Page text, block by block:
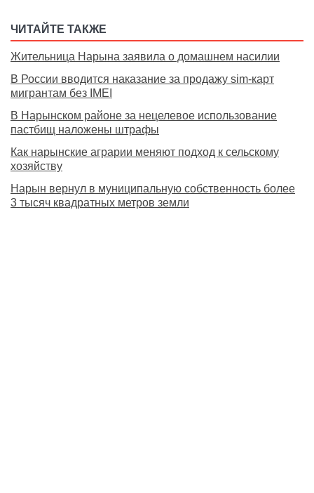
ЧИТАЙТЕ ТАКЖЕ
Жительница Нарына заявила о домашнем насилии
В России вводится наказание за продажу sim-карт
мигрантам без IMEI
В Нарынском районе за нецелевое использование
пастбищ наложены штрафы
Как нарынские аграрии меняют подход к сельскому
хозяйству
Нарын вернул в муниципальную собственность более
3 тысяч квадратных метров земли